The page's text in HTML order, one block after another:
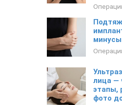
лица —
этапы,
фото